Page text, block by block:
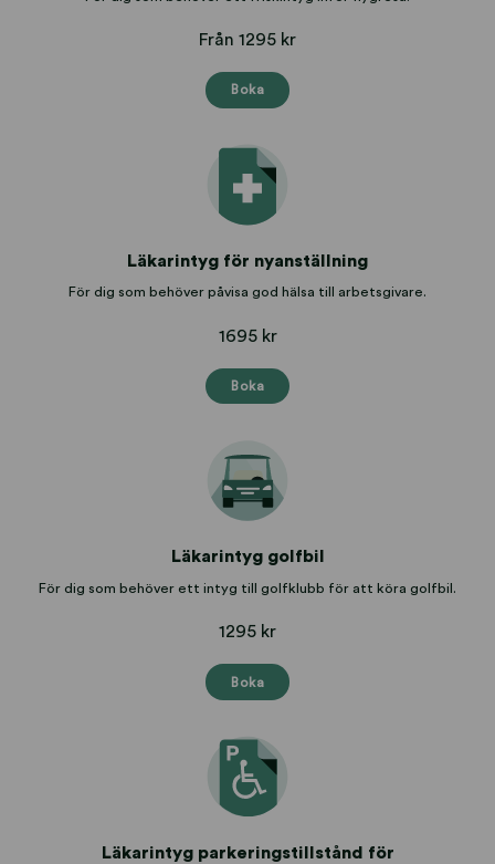
Från 1295 kr
Boka
Läkarintyg för nyanställning
För dig som behöver påvisa god hälsa till arbetsgivare.
1695 kr
Boka
Läkarintyg golfbil
För dig som behöver ett intyg till golfklubb för att köra golfbil.
1295 kr
Boka
Läkarintyg parkeringstillstånd för